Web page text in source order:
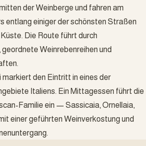
der Weinberge und fahren am
entlang einiger der schönsten Straßen
Die Route führt durch
Weinrebenreihen und
markiert den Eintritt in eines der
Italiens. Ein Mittagessen führt die
Familie ein — Sassicaia, Ornellaia,
einer geführten Weinverkostung und